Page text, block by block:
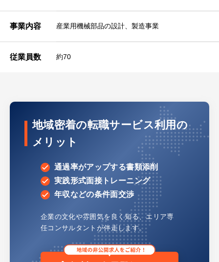
事業内容 産業用機械部品の設計、製造事業
従業員数 約70
地域密着の転職サービス利用の
メリット
通過率がアップする書類添削
実践形式面接トレーニング
年収などの条件面交渉
企業の文化や雰囲気を良く知る、エリア専
任コンサルタントが伴走します。